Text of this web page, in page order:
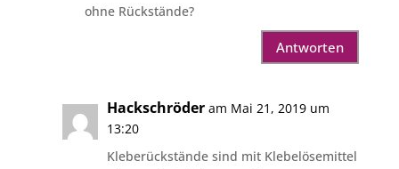
ohne Rückstände?
Antworten
Hackschröder am Mai 21, 2019 um
13:20
Kleberückstände sind mit Klebelösemittel